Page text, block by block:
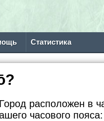
Статистика
расположен в
часового пояса: